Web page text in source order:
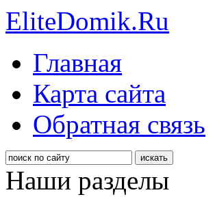
EliteDomik.Ru
Главная
Карта сайта
Обратная связь
Наши разделы